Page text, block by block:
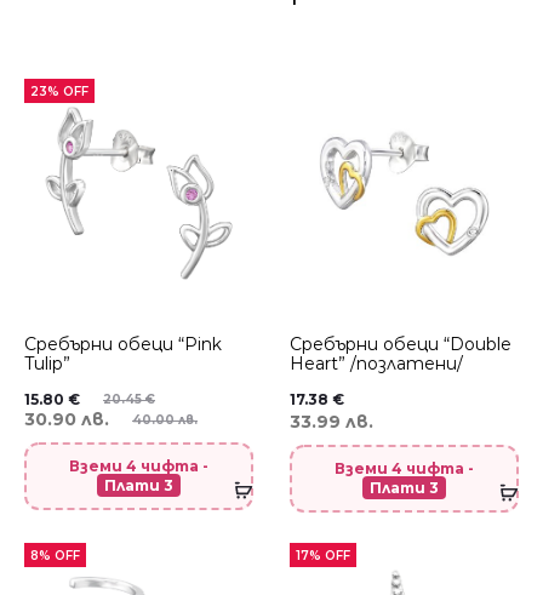
23% OFF
Сребърни обеци “Pink
Tulip”
20.45€
15.80 €
40.00 лв.
30.90 лв.
Вземи 4 чифта -
Плати 3
Сребърни обеци “Double
Heart” /позлатени/
17.38 €
33.99 лв.
Вземи 4 чифта -
Плати 3
8% OFF 17% OFF